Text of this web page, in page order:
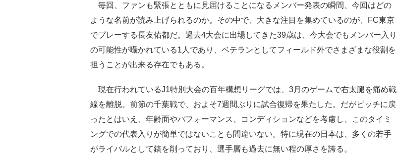
毎回、ファンも緊張とともに見届けることになるメンバー発表の瞬間、今回はどの
ような名前が読み上げられるのか。その中で、大きな注目を集めているのが、FC東京
でプレーする長友佑都だ。過去4大会に出場してきた39歳は、今大会でもメンバー入り
の可能性が囁かれている1人であり、ベテランとしてフィールド外でさまざまな役割を
担うことが出来る存在でもある。
現在行われているJ1特別大会の百年構想リーグでは、3月のゲームで右太腿を痛め戦
線を離脱。前節の千葉戦で、およそ7週間ぶりに試合復帰を果たした。だがピッチに戻
ったとはいえ、年齢面やパフォーマンス、コンディションなどを考慮し、このタイミ
ングでの代表入りが簡単ではないことも間違いない。特に現在の日本は、多くの若手
がライバルとして鎬を削っており、選手層も過去に無い程の厚さを誇る。